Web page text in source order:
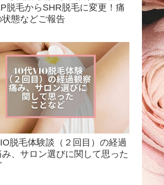
脱毛からSHR脱毛に変更！痛
態などご報告
脱毛体験談（２回目）の経過
、サロン選びに関して思った